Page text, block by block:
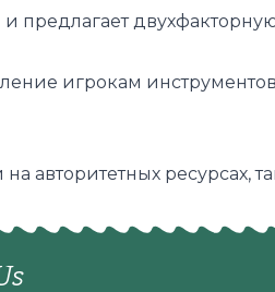
игрокам
авторитетных ресурсах,